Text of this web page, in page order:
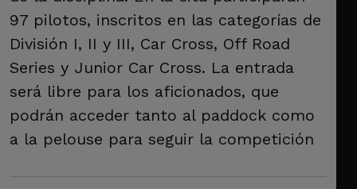
97 pilotos, inscritos en las categorías de
División I, II y III, Car Cross, Off Road
Series y Junior Car Cross. La entrada
será libre para los aficionados, que
podrán acceder tanto al paddock como
a la pelouse para seguir la competición